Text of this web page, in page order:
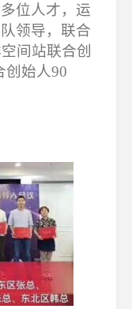
位人才，运
领导，联合
间站联合创
创始人90